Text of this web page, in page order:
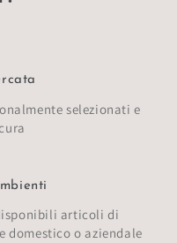
selezionati e
articoli di
domestico o aziendale